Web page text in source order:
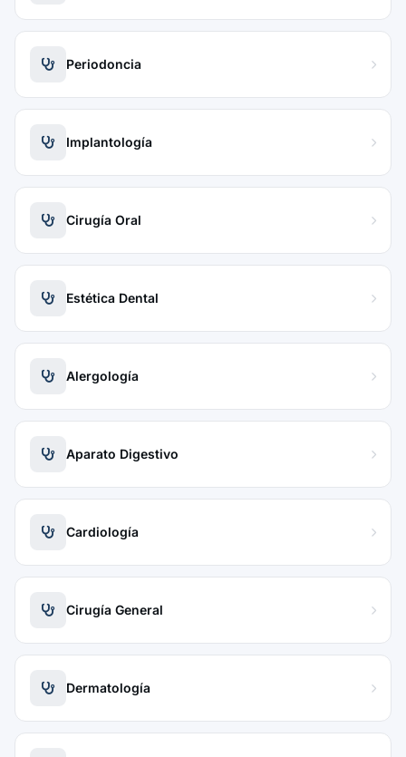
Periodoncia
Implantología
Cirugía Oral
Estética Dental
Alergología
Aparato Digestivo
Cardiología
Cirugía General
Dermatología